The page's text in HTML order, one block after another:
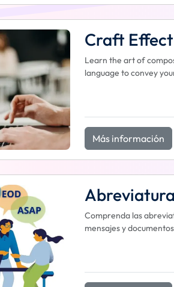
Craft
Learn the art of
language to convey
Más información
Comprenda las
mensajes y